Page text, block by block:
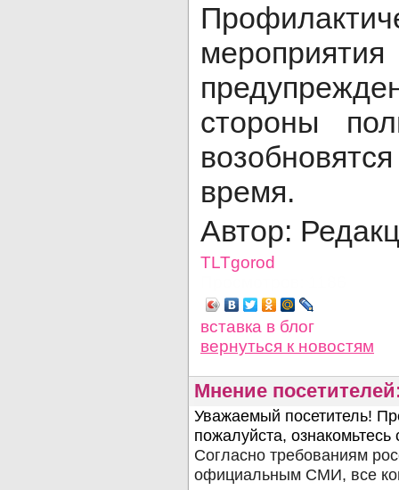
стороны
время.
Автор:
TLTgorod
вставка в блог
вернуться к новостям
Мнение